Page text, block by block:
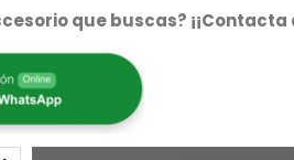
que buscas?